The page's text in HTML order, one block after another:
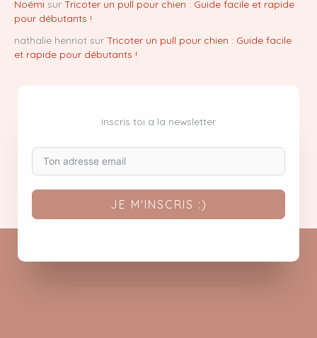
Noémi sur Tricoter un pull pour chien : Guide facile et rapide
pour débutants !
nathalie henriot sur Tricoter un pull pour chien : Guide facile
et rapide pour débutants !
inscris toi a la newsletter
JE M'INSCRIS :)